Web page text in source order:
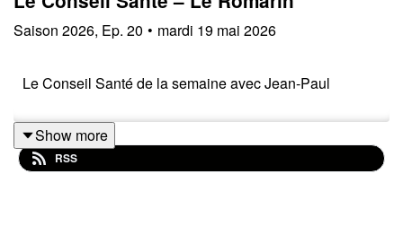
Saison 2026, Ep. 20 • mardi 19 mai 2026
Le Conseil Santé de la semaine avec Jean-Paul
Show more
RSS